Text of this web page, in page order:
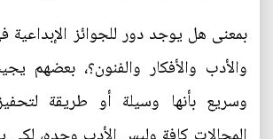
بمعنى هل يوجد دور للجوائز الإبداعية
والأدب والأفكار والفنون؟، بعضهم
وسريع بأنها وسيلة أو طريقة